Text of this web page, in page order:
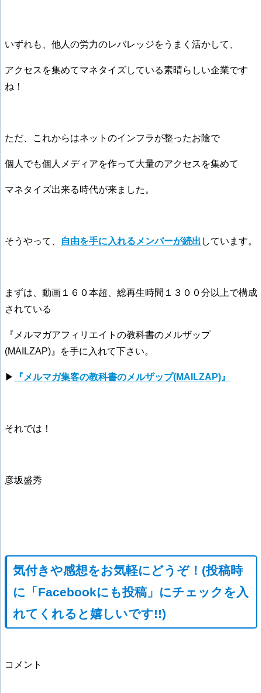
いずれも、他人の労力のレバレッジをうまく活かして、
アクセスを集めてマネタイズしている素晴らしい企業です
ね！
ただ、これからはネットのインフラが整ったお陰で
個人でも個人メディアを作って大量のアクセスを集めて
マネタイズ出来る時代が来ました。
そうやって、 自由を手に入れるメンバーが続出 しています。
まずは、動画１６０本超、総再生時間１３００分以上で構成
されている
『メルマガアフィリエイトの教科書のメルザップ
(MAILZAP)』を手に入れて下さい。
▶ 『メルマガ集客の教科書のメルザップ(MAILZAP)』
それでは！
彦坂盛秀
気付きや感想をお気軽にどうぞ！(投稿時
に「Facebookにも投稿」にチェックを入
れてくれると嬉しいです!!)
コメント